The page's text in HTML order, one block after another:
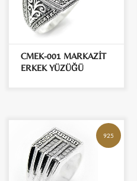
CMEK-001 MARKAZİT
ERKEK YÜZÜĞÜ
925